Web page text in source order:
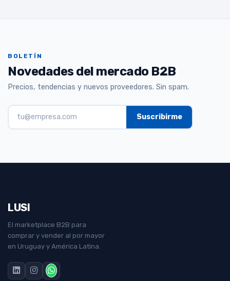
BOLETÍN
Novedades del mercado B2B
Precios, tendencias y nuevos proveedores. Sin spam.
LUSI
El marketplace B2B para
comprar y vender al por mayor
en Uruguay y América Latina.